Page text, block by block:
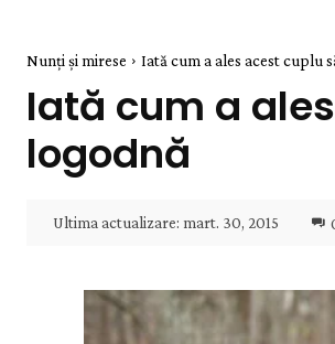
Nunți și mirese Iată cum a ales acest cuplu
Iată cum a
logodnă
Ultima actualizare: mart. 30, 2015